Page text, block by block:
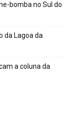
bomba no Sul do
da Lagoa da
a coluna da